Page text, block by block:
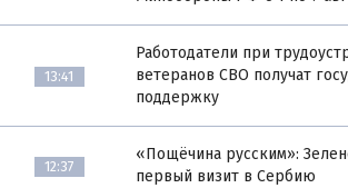
13:41
Работодатели при
ветеранов СВО получат
поддержку
12:37
«Пощёчина русским»:
первый визит в Сербию